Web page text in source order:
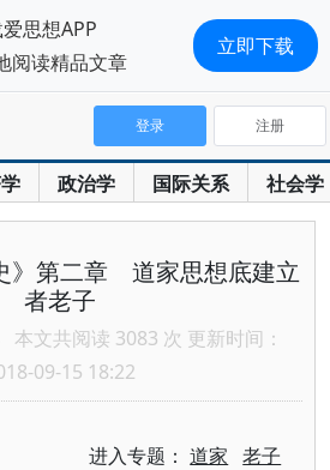
政治学 国际关系 社会学
登录 注册
》第二章 道家思想底建立
者老子
本文共阅读 3083 次 更新时间：
09-15 18:22
进入专题：道家 老子
思想APP
阅读精品文章
立即下载